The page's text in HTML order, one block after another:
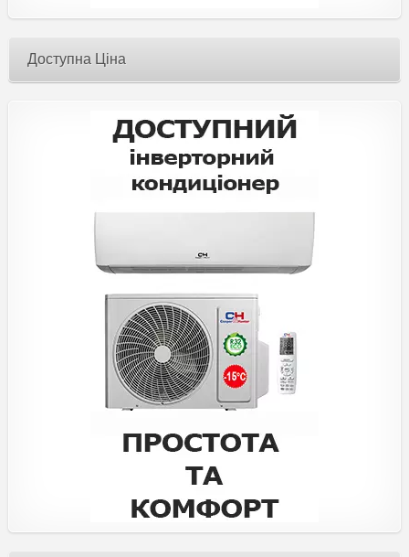
Доступна Ціна